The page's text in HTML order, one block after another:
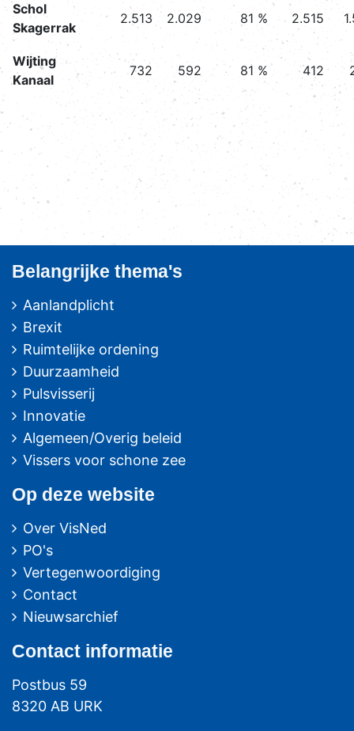
Schol
Skagerrak
2.513 2.029 81 % 2.515
Wijting
Kanaal
732 592 81 % 412
Belangrijke thema's
Aanlandplicht
Brexit
Ruimtelijke ordening
Duurzaamheid
Pulsvisserij
Innovatie
Algemeen/Overig beleid
Vissers voor schone zee
Op deze website
Over VisNed
PO's
Vertegenwoordiging
Contact
Nieuwsarchief
Contact informatie
Postbus 59
8320 AB URK